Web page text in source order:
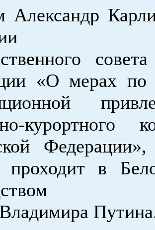
Александр
«О мерах
курортного
проходит в